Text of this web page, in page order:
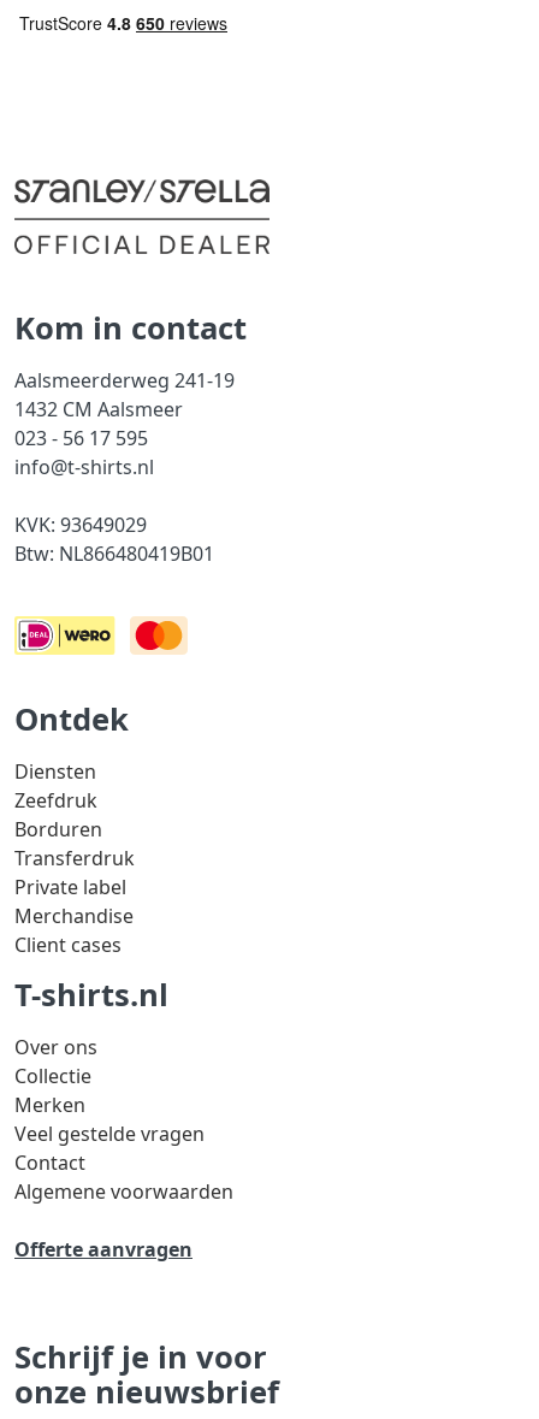
Kom in contact
Aalsmeerderweg 241-19
1432 CM Aalsmeer
023 - 56 17 595
info@t-shirts.nl
KVK: 93649029
Btw: NL866480419B01
Ontdek
Diensten
Zeefdruk
Borduren
Transferdruk
Private label
Merchandise
Client cases
T-shirts.nl
Over ons
Collectie
Merken
Veel gestelde vragen
Contact
Algemene voorwaarden
Offerte aanvragen
Schrijf je in voor
onze nieuwsbrief